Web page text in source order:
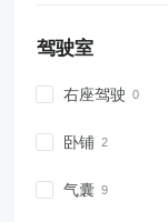
驾驶室
右座驾驶
卧铺
气囊